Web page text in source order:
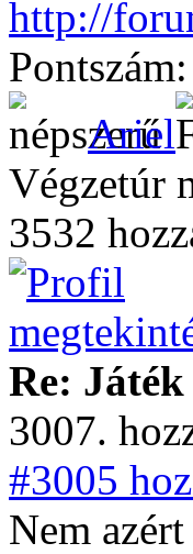
http://
Pontszám:
Ariel
Végzetúr
3532
Re: Játék
3007.
#3005
Nem